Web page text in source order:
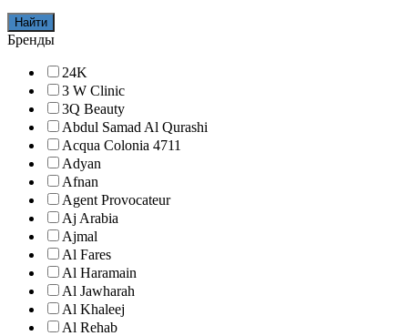
Найти
Бренды
24K
3 W Clinic
3Q Beauty
Abdul Samad Al Qurashi
Acqua Colonia 4711
Adyan
Afnan
Agent Provocateur
Aj Arabia
Ajmal
Al Fares
Al Haramain
Al Jawharah
Al Khaleej
Al Rehab